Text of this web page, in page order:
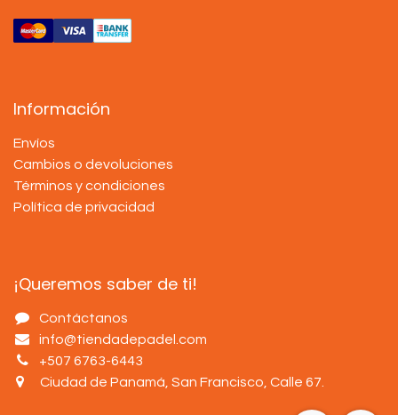
Información
Envíos
Cambios o devoluciones
Términos y condiciones
Política de privacidad
¡Queremos saber de ti!
Contáctanos
info@tiendadepadel.com
+507 6763-6443
Ciudad de Panamá, San Francisco, Calle 67.